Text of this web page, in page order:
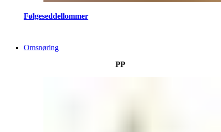
Følgeseddellommer
Omsnøring
PP